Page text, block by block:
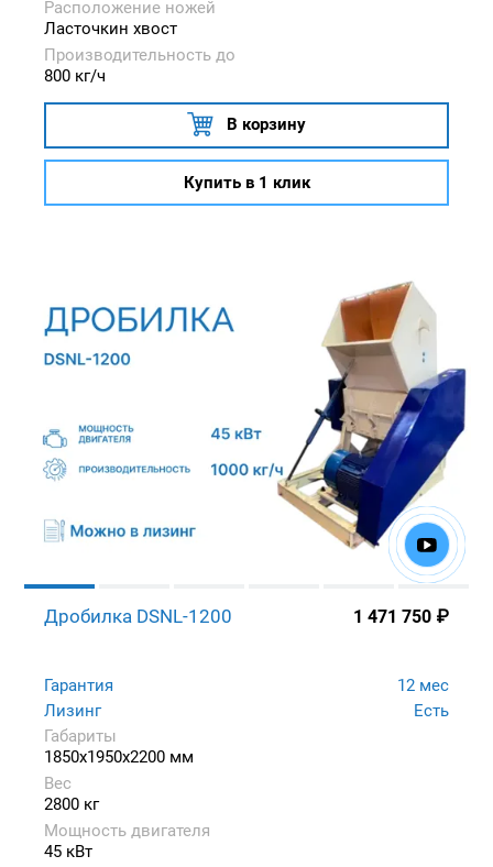
Расположение ножей
Ласточкин хвост
Производительность до
800 кг/ч
В корзину
Купить в 1 клик
Дробилка DSNL-1200 1 471 750 ₽
Гарантия
12 мес
Лизинг
Есть
Габариты
1850x1950x2200 мм
Вес
2800 кг
Мощность двигателя
45 кВт